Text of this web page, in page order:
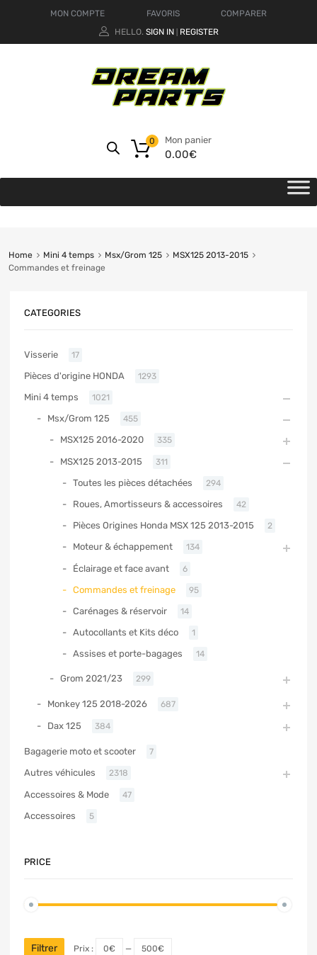
MON COMPTE FAVORIS
COMPARER
HELLO. SIGN IN REGISTER
Mon panier
0.00€
0
Home Mini 4 temps Msx/Grom 125
MSX125 2013-2015
Commandes et freinage
CATEGORIES
Visserie 17
Pièces d'origine HONDA 1293
Mini 4 temps 1021
Msx/Grom 125 455
MSX125 2016-2020 335
MSX125 2013-2015 311
Toutes les pièces détachées 294
Roues, Amortisseurs & accessoires 42
Pièces Origines Honda MSX 125 2013-2015 2
Moteur & échappement 134
Éclairage et face avant 6
Commandes et freinage 95
Carénages & réservoir 14
Autocollants et Kits déco 1
Assises et porte-bagages 14
Grom 2021/23 299
Monkey 125 2018-2026 687
Dax 125 384
Bagagerie moto et scooter 7
Autres véhicules 2318
Accessoires & Mode 47
Accessoires 5
PRICE
Filtrer Prix : 0€ — 500€